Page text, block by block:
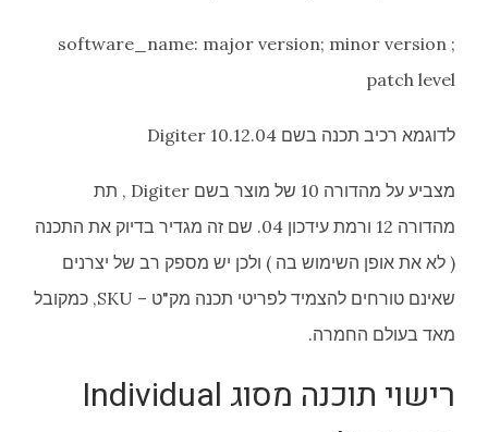
software_name: major version; minor version ;
patch level
לדוגמא רכיב תכנה בשם Digiter 10.12.04
מצביע על מהדורה 10 של מוצר בשם Digiter , תת
מהדורה 12 ורמת עידכון 04. שם זה מגדיר בדיוק את התכנה
( לא את אופן השימוש בה ) ולכן יש מספק רב של יצרנים
שאינם טורחים להצמיד לפריטי תכנה מק"ט – SKU, כמקובל
מאד בעולם החמרה.
רישוי תוכנה מסוג Individual